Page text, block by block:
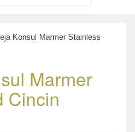
Konsul Marmer Stainless
Marmer
Cincin